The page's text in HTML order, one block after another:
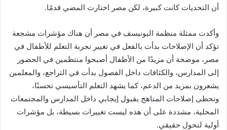
أن التحديات كانت كبيرة، لكن مصر اختارت المضي قدمًا.
وأكدت ممثلة منظمة اليونيسف في مصر أن هناك مؤشرات مشجعة
تؤكد أن الإصلاحات بدأت بالفعل في تغيير تجربة التعلم للأطفال في
مصر، موضحة أن مزيدًا من الأطفال أصبحوا منتظمين في الحضور
إلى المدارس، والكثافات داخل الفصول بدأت في التراجع، والمعلمين
يشعرون بمزيد من الدعم، كما يشهد التعلم التأسيسي تحسنًا،
وتحظى إصلاحات المناهج بقبول إيجابي داخل المدارس والمجتمعات
المحلية، مشددة على أن هذه ليست تغييرات بسيطة، بل مؤشرات
أولية لتحول حقيقي.